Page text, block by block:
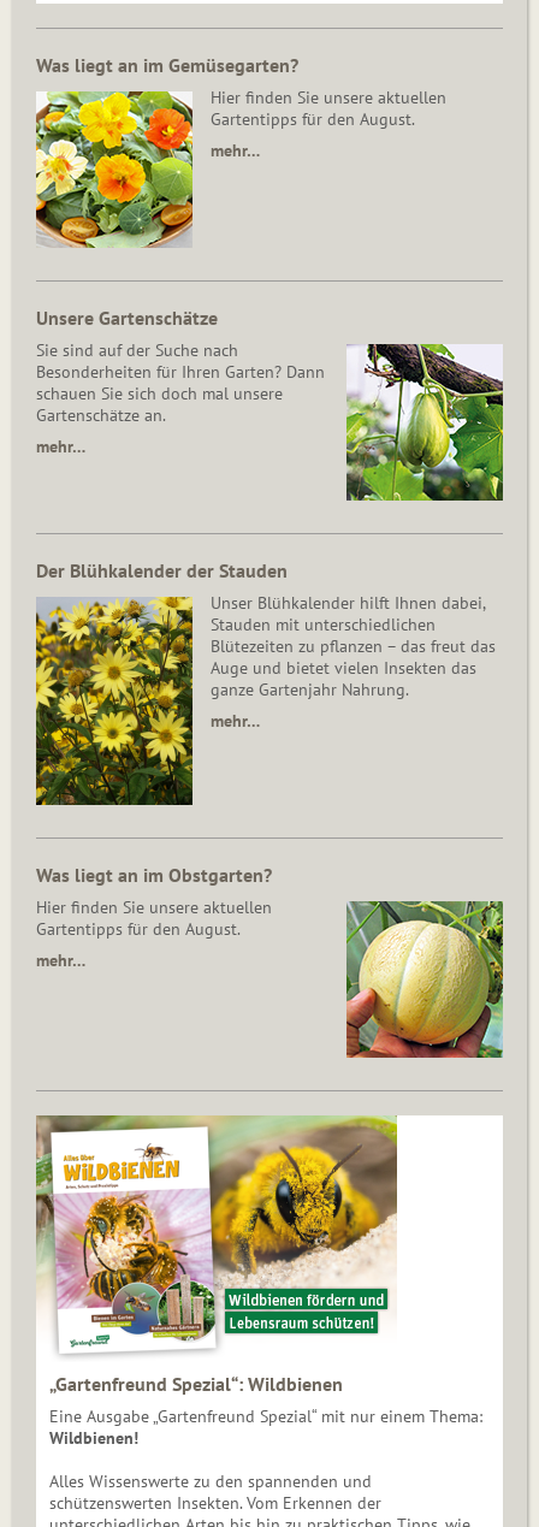
Was liegt an im Gemüsegarten?
Hier finden Sie unsere aktuellen
Gartentipps für den August.
mehr…
Unsere Gartenschätze
Sie sind auf der Suche nach
Besonderheiten für Ihren Garten? Dann
schauen Sie sich doch mal unsere
Gartenschätze an.
mehr…
Der Blühkalender der Stauden
Unser Blühkalender hilft Ihnen dabei,
Stauden mit unterschiedlichen
Blütezeiten zu pflanzen – das freut das
Auge und bietet vielen Insekten das
ganze Gartenjahr Nahrung.
mehr…
Was liegt an im Obstgarten?
Hier finden Sie unsere aktuellen
Gartentipps für den August.
mehr…
„Gartenfreund Spezial“: Wildbienen
Eine Ausgabe „Gartenfreund Spezial“ mit nur einem Thema:
Wildbienen!
Alles Wissenswerte zu den spannenden und
schützenswerten Insekten. Vom Erkennen der